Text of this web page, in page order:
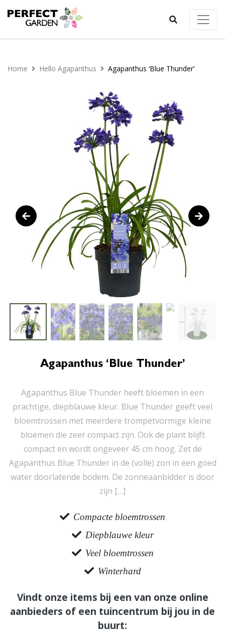
Home Hello Agapanthus Agapanthus ‘Blue Thunder’
Agapanthus ‘Blue Thunder’
Agapanthus Blue Thunder heeft bloemen in een
prachtige, diepblauwe kleur. Blue Thunder geeft veel
bloemtrossen met meerdere trompetvormige kleine
bloemen die zeer compact zijn. Ook de plant blijft
compact en wordt ongeveer 45 cm hoog. Zet de
Agapanthus Blue Thunder in de (volle) zon in een goed
water doorlatende bodem. De zonneaanbidder is door
zijn […]
Compacte bloemtrossen
Diepblauwe kleur
Veel bloemtrossen
Winterhard
Vindt onze items bij een van onze online
aanbieders of een tuincentrum bij jou in de
buurt: